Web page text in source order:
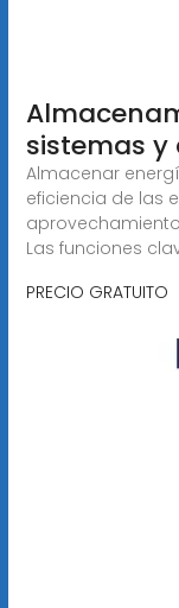
sistemas y
Almacenar
eficiencia de las
Las funciones
PRECIO GRATUITO